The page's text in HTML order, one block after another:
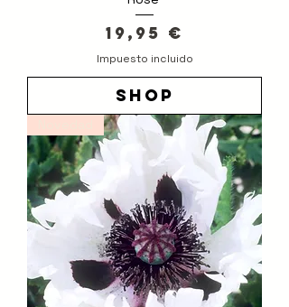
Precio
19,95 €
Impuesto incluido
shop